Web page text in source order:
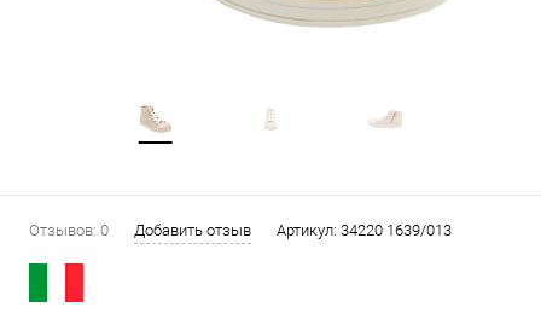
Отзывов: 0 Добавить отзыв Артикул: 34220 1639/013